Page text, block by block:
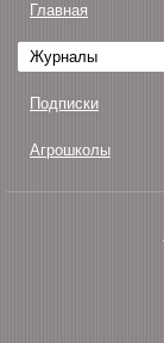
Главная
Журналы
Подписки
Агрошколы